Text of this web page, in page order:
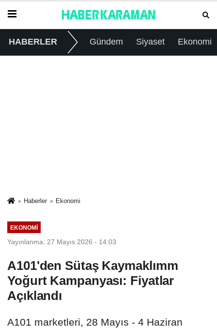
HABERLER Gündem Siyaset Ekonomi
Haberler Ekonomi
EKONOMI
Yayınlanma: 27 Mayıs 2026 - 14:03
A101'den Sütaş Kaymaklımm
Yoğurt Kampanyası: Fiyatlar
Açıklandı
A101 marketleri, 28 Mayıs - 4 Haziran